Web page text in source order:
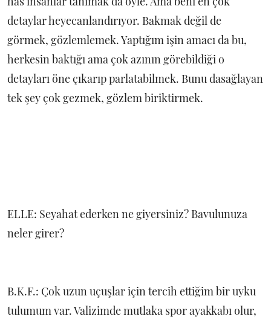
detaylar heyecanlandırıyor. Bakmak değil de
görmek, gözlemlemek. Yaptığım işin amacı da bu,
herkesin baktığı ama çok azının görebildiği o
detayları öne çıkarıp parlatabilmek. Bunu dasağlayan
tek şey çok gezmek, gözlem biriktirmek.
ELLE: Seyahat ederken ne giyersiniz? Bavulunuza
neler girer?
B.K.F.: Çok uzun uçuşlar için tercih ettiğim bir uyku
tulumum var. Valizimde mutlaka spor ayakkabı olur,